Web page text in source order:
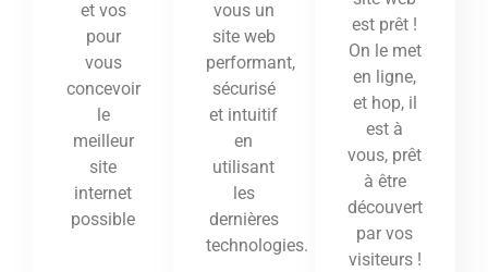
et vos
pour
vous
concevoir
le
meilleur
site
internet
possible
vous un
site web
performant,
sécurisé
et intuitif
en
utilisant
les
dernières
technologies.
est prêt !
On le met
en ligne,
et hop, il
est à
vous, prêt
à être
découvert
par vos
visiteurs !